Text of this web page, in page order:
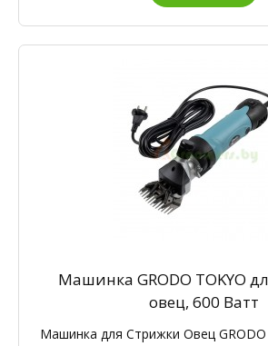
Машинка GRODO TOKYO
овец, 600 Ватт
Машинка для Стрижки Овец GRODO